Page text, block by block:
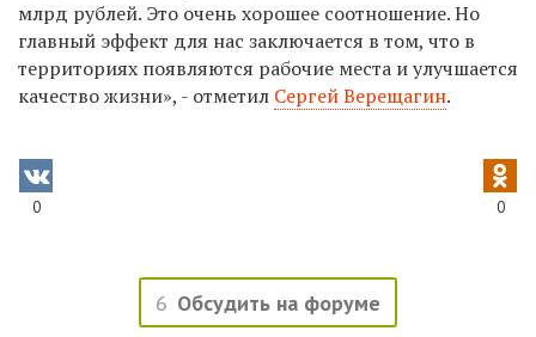
млрд рублей. Это очень хорошее соотношение. Но
главный эффект для нас заключается в том, что в
территориях появляются рабочие места и улучшается
качество жизни», - отметил Сергей Верещагин.
0 0
6 Обсудить на форуме